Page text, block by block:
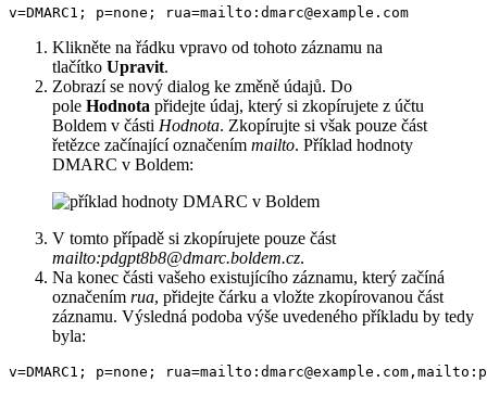
v=DMARC1; p=none; rua=mailto:dmarc@example.com
Klikněte na řádku vpravo od tohoto záznamu na
tlačítko Upravit.
Zobrazí se nový dialog ke změně údajů. Do
pole Hodnota přidejte údaj, který si zkopírujete z účtu
Boldem v části Hodnota. Zkopírujte si však pouze část
řetězce začínající označením mailto. Příklad hodnoty
DMARC v Boldem:
V tomto případě si zkopírujete pouze část
mailto:pdgpt8b8@dmarc.boldem.cz.
Na konec části vašeho existujícího záznamu, který začíná
označením rua, přidejte čárku a vložte zkopírovanou část
záznamu. Výsledná podoba výše uvedeného příkladu by tedy
byla:
v=DMARC1; p=none;